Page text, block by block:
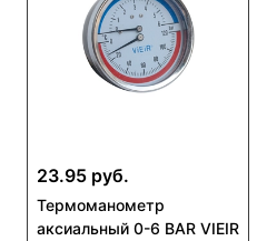
23.95 руб.
Термоманометр
аксиальный 0-6 BAR VIEIR